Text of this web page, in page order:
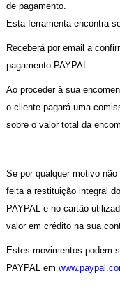
de pagamento.
Esta ferramenta encontra-
Receberá por email a
pagamento PAYPAL.
Ao proceder à sua
o cliente pagará uma
sobre o valor total da
Se por qualquer motivo
feita a restituição integral
PAYPAL e no cartão
valor em crédito na sua
Estes movimentos podem
PAYPAL em